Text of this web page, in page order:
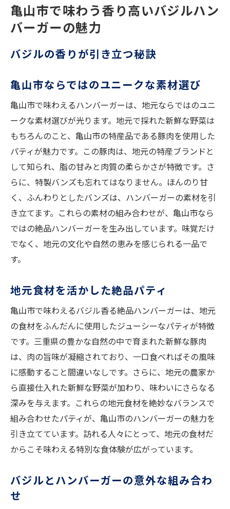
香りを楽しむための最適な食べ方
絶品ハンバーガーと亀山市の新鮮なバジルの出
新鮮バジルの選び方
バジルを使ったソースの工夫
ハンバーガーに合うバジルの種類
亀山市のバジル栽培の歴史
バジルが香るハンバーガーの裏側
バジルが香るハンバーガーが亀山市で人気の理
由
地元住民が愛するその味
観光客にも評判の絶品
風味を引き立てる調理法
バジルの健康効果とハンバーガー
食べるべき時期とイベント
亀山市で体験するバジルたっぷりのハンバーガ
ーの美味しさ
バジルの風味を活かす調理法
ハンバーガーに合う亀山市の食材
一口で広がるバジルの香り
亀山市のバジル市場の現状
特製ソースの秘密
訪れるべきハンバーガー店
亀山市の食材を活かしたバジルハンバーガーの
秘密
バジルの香りとジューシーパティ
亀山市で味わう香り高いバジルハン
バーガーの魅力
バジルの香りが引き立つ秘訣
亀山市ならではのユニークな素材選び
亀山市で味わえるハンバーガーは、地元ならではのユニ
ークな素材選びが光ります。地元で採れた新鮮な野菜は
もちろんのこと、亀山市の特産品である豚肉を使用した
パティが魅力です。この豚肉は、地元の特産ブランドと
して知られ、脂の甘みと肉質の柔らかさが特徴です。さ
らに、特製バンズも忘れてはなりません。ほんのり甘
く、ふんわりとしたバンズは、ハンバーガーの素材を引
き立てます。これらの素材の組み合わせが、亀山市なら
ではの絶品ハンバーガーを生み出しています。味覚だけ
でなく、地元の文化や自然の恵みを感じられる一品で
す。
地元食材を活かした絶品パティ
亀山市で味わえるバジル香る絶品ハンバーガーは、地元
の食材をふんだんに使用したジューシーなパティが特徴
です。三重県の豊かな自然の中で育まれた新鮮な豚肉
は、肉の旨味が凝縮されており、一口食べればその風味
に感動すること間違いなしです。さらに、地元の農家か
ら直接仕入れた新鮮な野菜が加わり、味わいにさらなる
深みを与えます。これらの地元食材を絶妙なバランスで
組み合わせたパティが、亀山市のハンバーガーの魅力を
引き立てています。訪れる人々にとって、地元の食材だ
からこそ味わえる特別な食体験が広がっています。
バジルとハンバーガーの意外な組み合わ
せ